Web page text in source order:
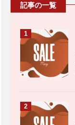
記事の一覧
1
2